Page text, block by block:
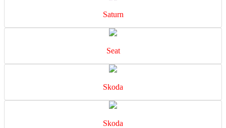
Saturn
Seat
Skoda
Skoda